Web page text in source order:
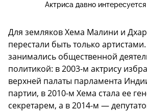
Актриса давно
Для земляков Хема Малини и
перестали быть только
занимались общественной
политикой: в 2003-м актрису
верхней палаты парламента
партии, в 2010-м Хема стала ее
секретарем, а в 2014-м —